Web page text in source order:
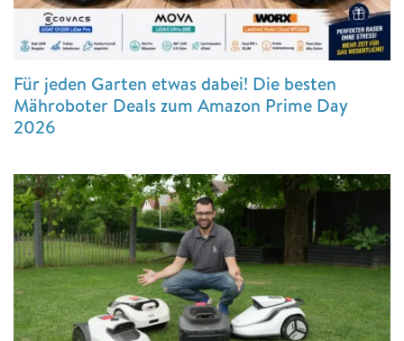
Für jeden Garten etwas dabei! Die besten
Mähroboter Deals zum Amazon Prime Day
2026